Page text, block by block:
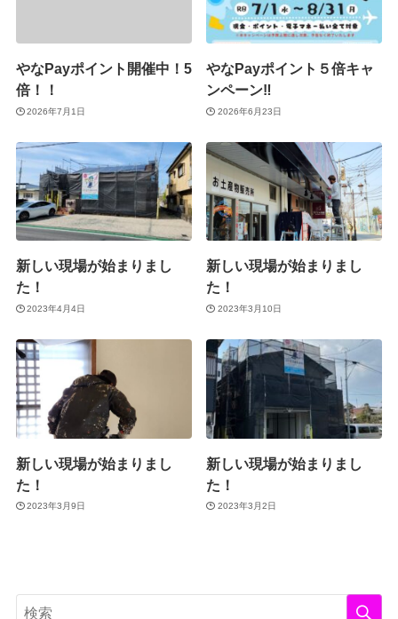
やなPayポイント開催中！5
倍！！
2026年7月1日
やなPayポイント５倍キャ
ンペーン‼
2026年6月23日
新しい現場が始まりまし
た！
2023年4月4日
新しい現場が始まりまし
た！
2023年3月10日
新しい現場が始まりまし
た！
2023年3月9日
新しい現場が始まりまし
た！
2023年3月2日